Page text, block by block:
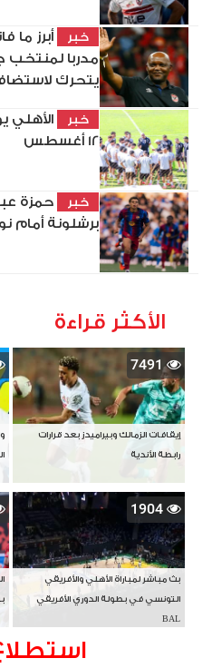
خبر
أبرز ما
مدربا لمنتخب
يتحرك لاستضافة 3
خبر
الأهلي
12 أغسطس
خبر
حمزة
برشلونة أمام
الأكثر قراءة
7491
إيقافات الزمالك وبيراميدز بعد قرارات
رابطة الأندية
1904
بث مباشر لمباراة الأهلي والأفريقي
التونسي في بطولة الدوري الأفريقي
BAL